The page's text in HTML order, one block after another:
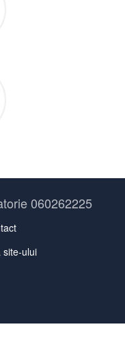
060262225
site-ului